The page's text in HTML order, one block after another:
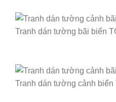
Tranh dán tường bãi biển
Tranh dán tường cảnh biển